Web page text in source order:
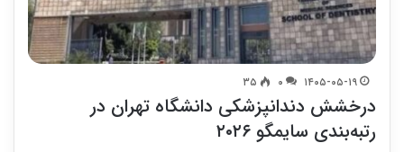
۱۴۰۵-۰۵-۱۹ ۰ ۳۵
درخشش دندانپزشکی دانشگاه تهران در
رتبه‌بندی سایمگو ۲۰۲۶